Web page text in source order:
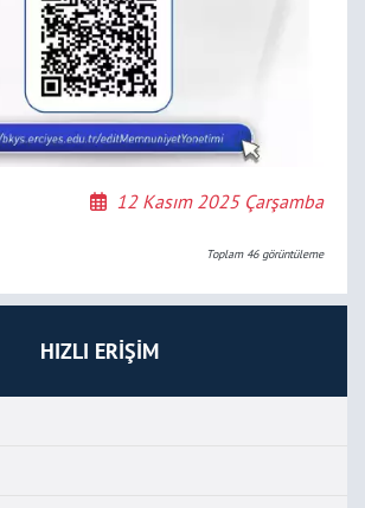
HIZLI ERİŞİM
12 Kasım 2025 Çarşamba
Toplam 46görüntüleme